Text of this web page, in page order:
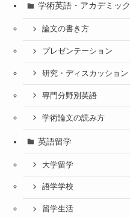
学術英語・アカデミック
論文の書き方
プレゼンテーション
研究・ディスカッション
専門分野別英語
学術論文の読み方
英語留学
大学留学
語学学校
留学生活